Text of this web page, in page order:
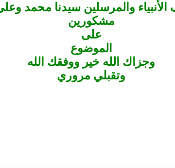
والمرسلين سيدنا محمد
مشكورين
على
الموضوع
وجزاك الله خير ووفقك الله
وتقبلي مروري